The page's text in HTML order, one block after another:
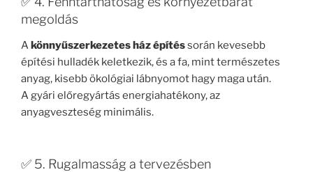
megoldás
A könnyűszerkezetes ház építéssorán kevesebb
építési hulladék keletkezik, és a fa, mint természetes
anyag, kisebb ökológiai lábnyomot hagy maga után.
A gyári előregyártás energiahatékony, az
anyagveszteség minimális.
✅ 5. Rugalmasság a tervezésben